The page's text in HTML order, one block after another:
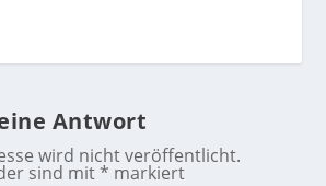
Antwort
wird nicht veröffentlicht.
sind mit* markiert